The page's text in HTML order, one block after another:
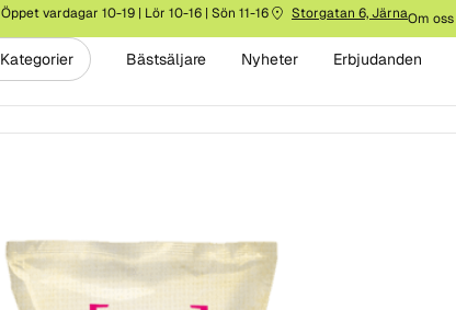
Öppet vardagar 10-19 | Lör 10-16 | Sön 11-16 Storgatan 6, JärnaOm oss
Kategorier Bästsäljare Nyheter Erbjudanden